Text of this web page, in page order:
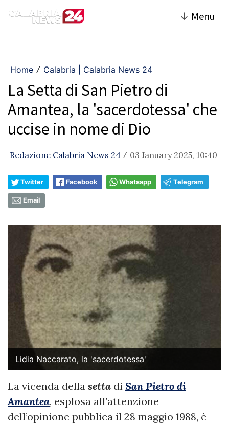
↓ Menu
Home / Calabria | Calabria News 24
La Setta di San Pietro di
Amantea, la 'sacerdotessa' che
uccise in nome di Dio
Redazione Calabria News 24 / 03 January 2025, 10:40
Twitter Facebook Whatsapp Telegram
Email
Lidia Naccarato, la 'sacerdotessa'
La vicenda della setta di San Pietro di
Amantea, esplosa all’attenzione
dell’opinione pubblica il 28 maggio 1988, è